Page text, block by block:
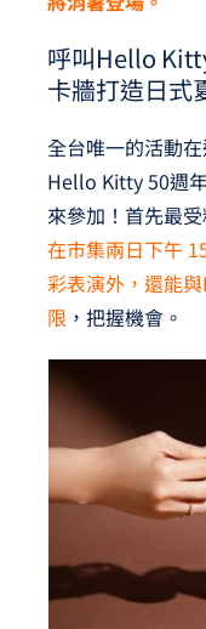
呼叫Hello
卡牆打造日式
全台唯一的活動
Hello Kitty 50週
來參加！首先最
在市集兩日下午
彩表演外，還能
限 ，把握機會。